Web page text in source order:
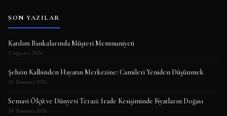
SON YAZILAR
Katılım Bankalarında Müşteri Memnuniyeti
3 Ağustos 2026
Şehrin Kalbinden Hayatın Merkezine: Camileri Yeniden Düşünmek
30 Temmuz 2026
Semavi Ölçü ve Dünyevi Terazi: İrade Kesişiminde Fiyatların Doğası
30 Temmuz 2026